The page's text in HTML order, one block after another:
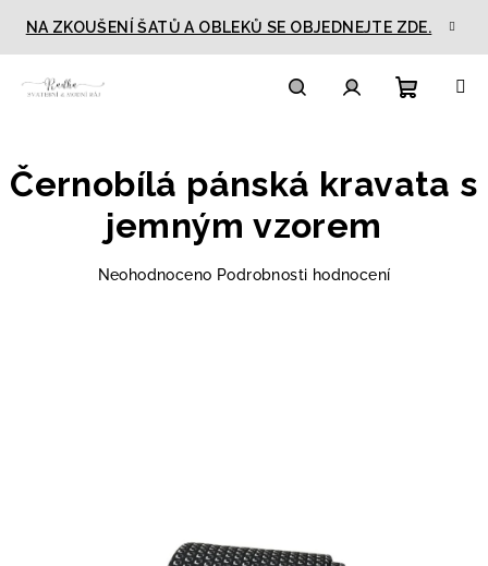
obsah
NA ZKOUŠENÍ ŠATŮ A OBLEKŮ SE OBJEDNEJTE ZDE.
košík
Černobílá pánská kravata s
jemným vzorem
Průměrné
Neohodnoceno Podrobnosti hodnocení